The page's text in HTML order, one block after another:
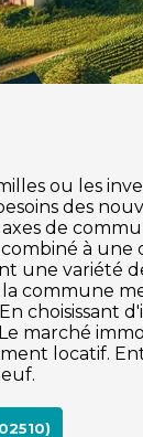
ou les
des
de
à
une variété
commune
choisissant
marché
locatif.